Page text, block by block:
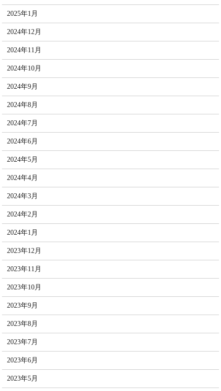
2025年1月
2024年12月
2024年11月
2024年10月
2024年9月
2024年8月
2024年7月
2024年6月
2024年5月
2024年4月
2024年3月
2024年2月
2024年1月
2023年12月
2023年11月
2023年10月
2023年9月
2023年8月
2023年7月
2023年6月
2023年5月